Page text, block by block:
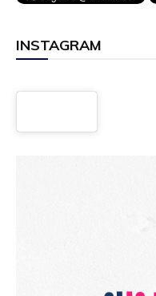
INSTAGRAM